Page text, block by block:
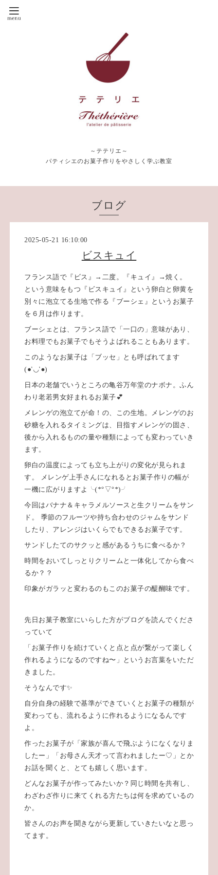
～テテリエ～
パティシエのお菓子作りをやさしく学ぶ教室
ブログ
2025-05-21 16:10:00
ビスキュイ
フランス語で『ビス』→二度。『キュイ』→焼く。
という意味をもつ『ビスキュイ』という卵白と卵黄を
別々に泡立てる生地で作る『ブーシェ』というお菓子
を６月は作ります。
ブーシェとは、フランス語で「一口の」意味があり、
お料理でもお菓子でもそうよばれることもあります。
このようなお菓子は「ブッセ」とも呼ばれてます
(●'◡'●)
日本の老舗でいうところの亀谷万年堂のナボナ。ふん
わり老若男女好まれるお菓子💕
メレンゲの泡立てが命！の、この生地。メレンゲのお
砂糖を入れるタイミングは、目指すメレンゲの固さ、
後から入れるものの量や種類によっても変わっていき
ます。
卵白の温度によっても立ち上がりの変化が見られま
す。 メレンゲ上手さんになれるとお菓子作りの幅が
一機に広がりますよ╰(*°▽°*)╯
今回はバナナ＆キャラメルソースと生クリームをサン
ド。 季節のフルーツや持ち合わせのジャムをサンド
したり、アレンジはいくらでもできるお菓子です。
サンドしたてのサクッと感があるうちに食べるか？
時間をおいてしっとりクリームと一体化してから食べ
るか？？
印象がガラッと変わるのもこのお菓子の醍醐味です。
先日お菓子教室にいらした方がブログを読んでくださ
っていて
「お菓子作りを続けていくと点と点が繋がって楽しく
作れるようになるのですね〜」というお言葉をいただ
きました。
そうなんです✨
自分自身の経験で基準ができていくとお菓子の種類が
変わっても、流れるように作れるようになるんです
よ。
作ったお菓子が「家族が喜んで飛ぶようになくなりま
したー」「お母さん天才って言われましたー♡」とか
お話を聞くと、とても嬉しく思います。
どんなお菓子が作ってみたいか？同じ時間を共有し、
わざわざ作りに来てくれる方たちは何を求めているの
か。
皆さんのお声を聞きながら更新していきたいなと思っ
てます。